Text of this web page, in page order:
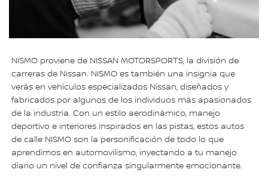
NISMO proviene de NISSAN MOTORSPORTS, la división de
carreras de Nissan. NISMO es también una insignia que
verás en vehículos especializados Nissan, diseñados y
fabricados por algunos de los individuos más apasionados
de la industria. Con un estilo aerodinámico, manejo
deportivo e interiores inspirados en las pistas, estos autos
de calle NISMO son la personificación de todo lo que
aprendimos en automovilismo, inyectando a tu manejo
diario un nivel de confianza singularmente emocionante.